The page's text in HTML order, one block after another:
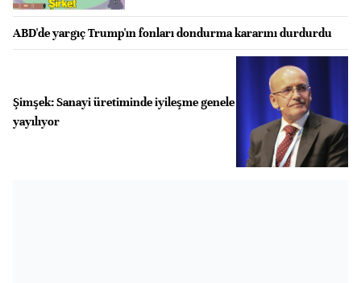
ABD'de yargıç Trump'ın fonları dondurma kararını durdurdu
Şimşek: Sanayi üretiminde iyileşme genele
yayılıyor